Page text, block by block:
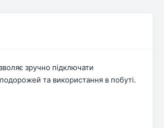
зручно підключати
та використання в побуті.